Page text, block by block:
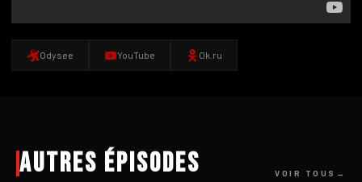
Odysee YouTube Ok.ru
Autres épisodes VOIR TOUS